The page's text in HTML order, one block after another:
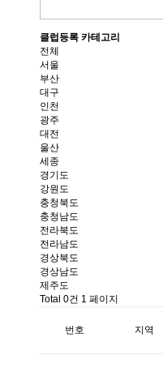
클럽등록 카테고리
전체
서울
부산
대구
인천
광주
대전
울산
세종
경기도
강원도
충청북도
충청남도
전라북도
전라남도
경상북도
경상남도
제주도
Total 0건 1 페이지
번호 지역